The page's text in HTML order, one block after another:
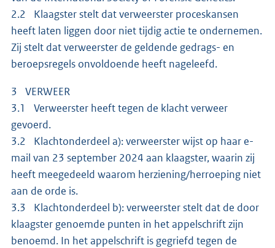
2.2 Klaagster stelt dat verweerster proceskansen
heeft laten liggen door niet tijdig actie te ondernemen.
Zij stelt dat verweerster de geldende gedrags- en
beroepsregels onvoldoende heeft nageleefd.
3 VERWEER
3.1 Verweerster heeft tegen de klacht verweer
gevoerd.
3.2 Klachtonderdeel a): verweerster wijst op haar e-
mail van 23 september 2024 aan klaagster, waarin zij
heeft meegedeeld waarom herziening/herroeping niet
aan de orde is.
3.3 Klachtonderdeel b): verweerster stelt dat de door
klaagster genoemde punten in het appelschrift zijn
benoemd. In het appelschrift is gegriefd tegen de